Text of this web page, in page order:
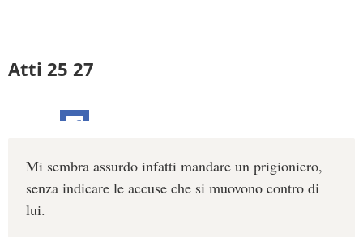
Atti 25 27
Mi sembra assurdo infatti mandare un prigioniero,
senza indicare le accuse che si muovono contro di
lui.